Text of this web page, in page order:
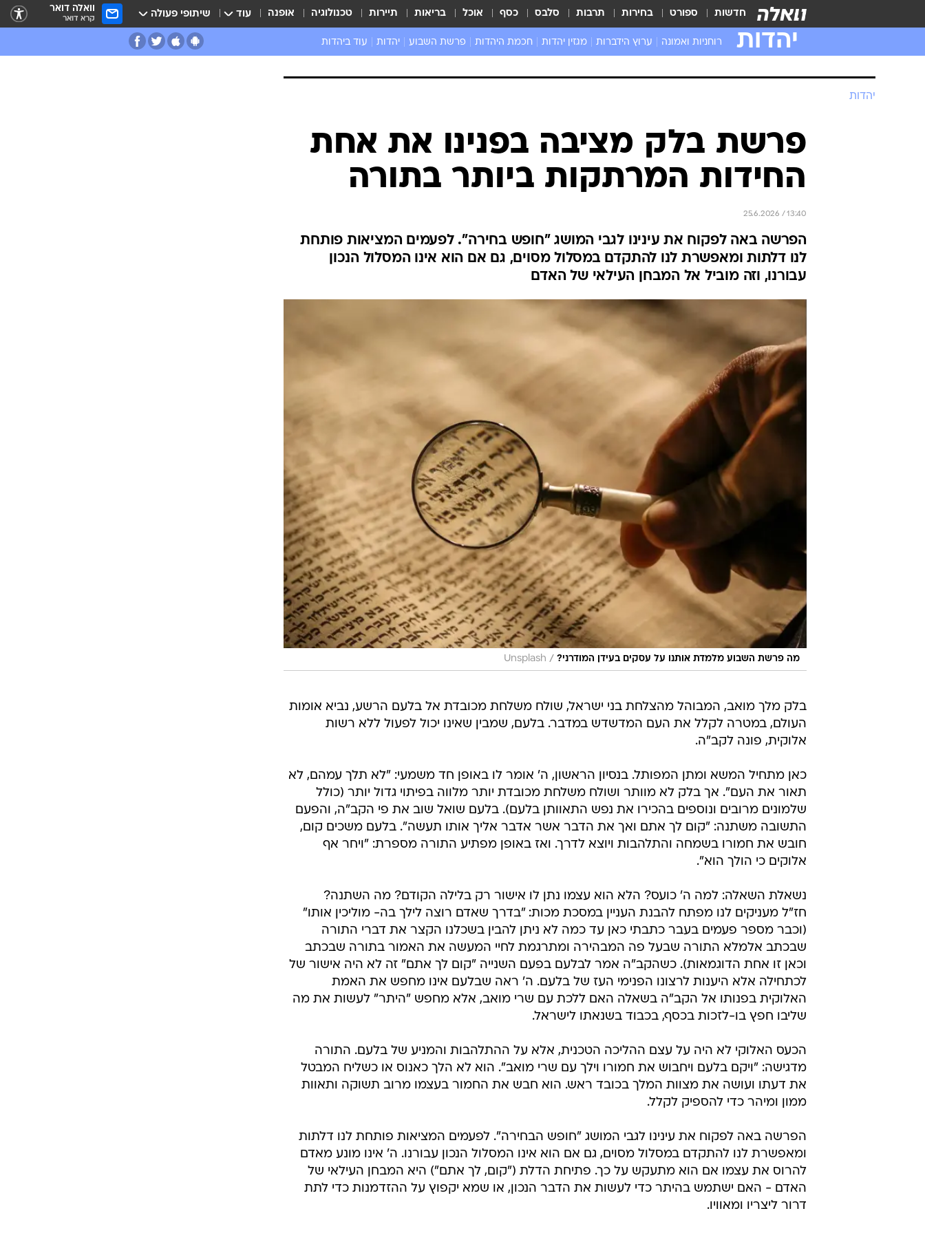
חדשות ספורט בחירות תרבות סלבס כסף אוכל בריאות תיירות טכנולוגיה אופנה עוד שיתופי פעולה וואלה דואר
קרא דואר
יהדות רוחניות ואמונה ערוץ הידברות מגזין יהדות חכמת היהדות פרשת השבוע יהדות עוד ביהדות
יהדות
פרשת בלק מציבה בפנינו את אחת
החידות המרתקות ביותר בתורה
25.6.2026 / 13:40
הפרשה באה לפקוח את עינינו לגבי המושג "חופש בחירה". לפעמים המציאות פותחת
לנו דלתות ומאפשרת לנו להתקדם במסלול מסוים, גם אם הוא אינו המסלול הנכון
עבורנו, וזה מוביל אל המבחן העילאי של האדם
מה פרשת השבוע מלמדת אותנו על עסקים בעידן המודרני? /
Unsplash
בלק מלך מואב, המבוהל מהצלחת בני ישראל, שולח משלחת מכובדת אל בלעם הרשע, נביא אומות
העולם, במטרה לקלל את העם המדשדש במדבר. בלעם, שמבין שאינו יכול לפעול ללא רשות
אלוקית, פונה לקב"ה.
כאן מתחיל המשא ומתן המפותל. בנסיון הראשון, ה' אומר לו באופן חד משמעי: "לא תלך עמהם, לא
תאור את העם". אך בלק לא מוותר ושולח משלחת מכובדת יותר מלווה בפיתוי גדול יותר (כולל
שלמונים מרובים ונוספים בהכירו את נפש התאוותן בלעם). בלעם שואל שוב את פי הקב"ה, והפעם
התשובה משתנה: "קום לך אתם ואך את הדבר אשר אדבר אליך אותו תעשה". בלעם משכים קום,
חובש את חמורו בשמחה והתלהבות ויוצא לדרך. ואז באופן מפתיע התורה מספרת: "ויחר אף
אלוקים כי הולך הוא".
נשאלת השאלה: למה ה' כועס? הלא הוא עצמו נתן לו אישור רק בלילה הקודם? מה השתנה?
חז"ל מעניקים לנו מפתח להבנת העניין במסכת מכות: "בדרך שאדם רוצה לילך בה- מוליכין אותו"
(וכבר מספר פעמים בעבר כתבתי כאן עד כמה לא ניתן להבין בשכלנו הקצר את דברי התורה
שבכתב אלמלא התורה שבעל פה המבהירה ומתרגמת לחיי המעשה את האמור בתורה שבכתב
וכאן זו אחת הדוגמאות). כשהקב"ה אמר לבלעם בפעם השנייה "קום לך אתם" זה לא היה אישור של
לכתחילה אלא היענות לרצונו הפנימי העז של בלעם. ה' ראה שבלעם אינו מחפש את האמת
האלוקית בפנותו אל הקב"ה בשאלה האם ללכת עם שרי מואב, אלא מחפש "היתר" לעשות את מה
שליבו חפץ בו-לזכות בכסף, בכבוד בשנאתו לישראל.
הכעס האלוקי לא היה על עצם ההליכה הטכנית, אלא על ההתלהבות והמניע של בלעם. התורה
מדגישה: "ויקם בלעם ויחבוש את חמורו וילך עם שרי מואב". הוא לא הלך כאנוס או כשליח המבטל
את דעתו ועושה את מצוות המלך בכובד ראש. הוא חבש את החמור בעצמו מרוב תשוקה ותאוות
ממון ומיהר כדי להספיק לקלל.
הפרשה באה לפקוח את עינינו לגבי המושג "חופש הבחירה". לפעמים המציאות פותחת לנו דלתות
ומאפשרת לנו להתקדם במסלול מסוים, גם אם הוא אינו המסלול הנכון עבורנו. ה' אינו מונע מאדם
להרוס את עצמו אם הוא מתעקש על כך. פתיחת הדלת ("קום, לך אתם") היא המבחן העילאי של
האדם - האם ישתמש בהיתר כדי לעשות את הדבר הנכון, או שמא יקפוץ על ההזדמנות כדי לתת
דרור ליצריו ומאוויו.